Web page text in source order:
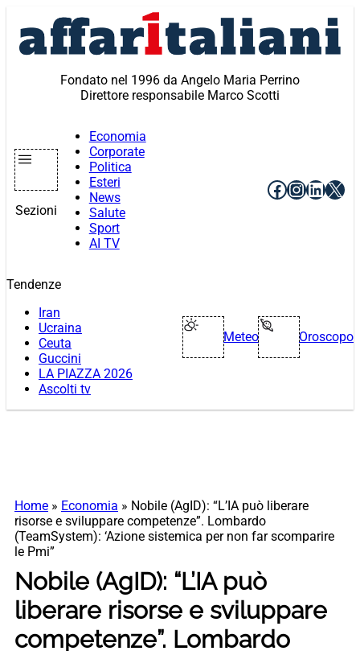
contenuto
Fondato nel 1996 da Angelo Maria Perrino
Direttore responsabile Marco Scotti
Sezioni
Economia
Corporate
Politica
Esteri
News
Salute
Sport
AI TV
Facebook
X
Tendenze
Iran
Ucraina
Ceuta
Guccini
LA PIAZZA 2026
Ascolti tv
Meteo Oroscopo
Home » Economia » Nobile (AgID): “L’IA può liberare
risorse e sviluppare competenze”. Lombardo
(TeamSystem): ‘Azione sistemica per non far scomparire
le Pmi”
Nobile (AgID): “L’IA può
liberare risorse e sviluppare
competenze”. Lombardo